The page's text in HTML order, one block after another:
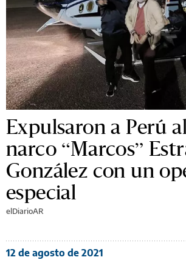
Expulsaron a Perú
narco “Marcos”
González con un
especial
elDiarioAR
12 de agosto de 2021